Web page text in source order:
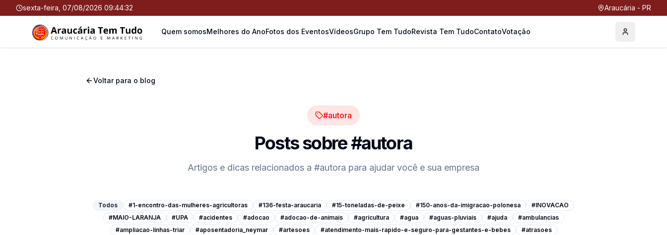
sexta-feira, 07/08/2026 09:44:33 Araucária - PR
Quem somosMelhores do AnoFotos dos EventosVídeosGrupo Tem TudoRevista Tem TudoContatoVotação Perfil
Voltar para o blog
#autora
Posts sobre#autora
Artigos e dicas relacionados a #autora para ajudar você e sua empresa
Todos #1-encontro-das-mulheres-agricultoras #136-festa-araucaria #15-toneladas-de-peixe #150-anos-da-imigracao-polonesa
#INOVACAO
#MAIO-LARANJA
#UPA #acidentes #adocao #adocao-de-animais #agricultura #agua #aguas-pluviais #ajuda
#ambulancias
#ampliacao-linhas-triar
#aposentadoria_neymar #artesoes #atendimento-mais-rapido-e-seguro-para-gestantes-e-bebes
#atrasoes